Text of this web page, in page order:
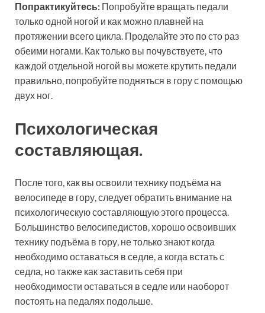
Попрактикуйтесь: Попробуйте вращать педали
только одной ногой и как можно плавней на
протяжении всего цикла. Проделайте это по сто раз
обеими ногами. Как только вы почувствуете, что
каждой отдельной ногой вы можете крутить педали
правильно, попробуйте подняться в гору с помощью
двух ног.
Психологическая
составляющая.
После того, как вы освоили технику подъёма на
велосипеде в гору, следует обратить внимание на
психологическую составляющую этого процесса.
Большинство велосипедистов, хорошо освоивших
технику подъёма в гору, не только знают когда
необходимо оставаться в седле, а когда встать с
седла, но также как заставить себя при
необходимости оставаться в седле или наоборот
постоять на педалях подольше.